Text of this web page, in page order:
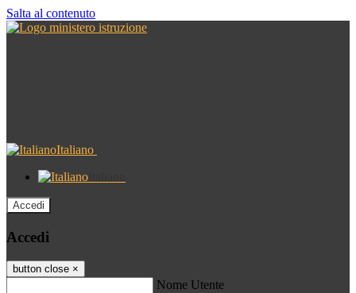
Salta al contenuto
Italiano
Accedi
Accedi
button close ×
Nome Utente